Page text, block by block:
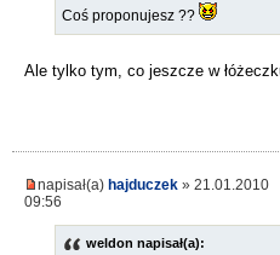
Coś proponujesz ??
Ale tylko tym, co jeszcze w
napisał(a) hajduczek » 21.01.2010
09:56
weldon napisał(a):